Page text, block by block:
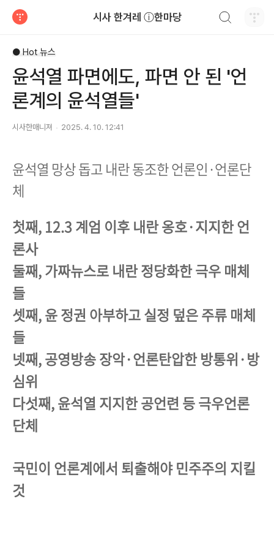
시사 한겨레 ⓘ한마당
● Hot 뉴스
윤석열 파면에도, 파면 안 된 '언
론계의 윤석열들'
시사한매니져 2025. 4. 10. 12:41
윤석열 망상 돕고 내란 동조한 언론인·언론단
체
첫째, 12.3 계엄 이후 내란 옹호·지지한 언
론사
둘째, 가짜뉴스로 내란 정당화한 극우 매체
들
셋째, 윤 정권 아부하고 실정 덮은 주류 매체
들
넷째, 공영방송 장악·언론탄압한 방통위·방
심위
다섯째, 윤석열 지지한 공언련 등 극우언론
단체
국민이 언론계에서 퇴출해야 민주주의 지킬
것